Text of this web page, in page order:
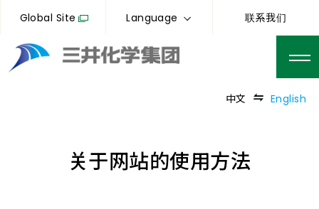
Global Site Language 联系我们
中文 English
关于网站的使用方法